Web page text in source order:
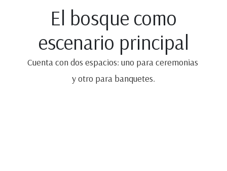
El bosque como
escenario principal
Cuenta con dos espacios: uno para ceremonias
y otro para banquetes.